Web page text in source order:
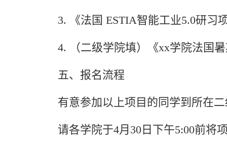
3. 《法国 ESTIA智能工业5.0研习
4. （二级学院填）《xx学院法国
五、报名流程
有意参加以上项目的同学到所在
请各学院于4月30日 下午5:00前将